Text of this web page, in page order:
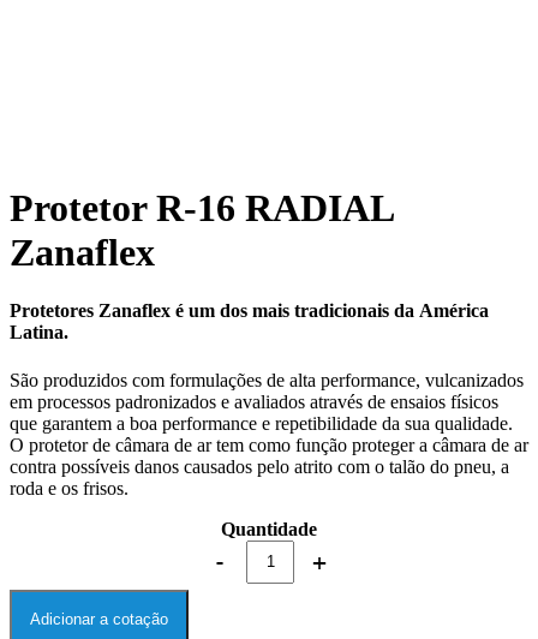
Protetor R-16 RADIAL
Zanaflex
Protetores Zanaflex é um dos mais tradicionais da América
Latina.
São produzidos com formulações de alta performance, vulcanizados
em processos padronizados e avaliados através de ensaios físicos
que garantem a boa performance e repetibilidade da sua qualidade.
O protetor de câmara de ar tem como função proteger a câmara de ar
contra possíveis danos causados pelo atrito com o talão do pneu, a
roda e os frisos.
Quantidade
Adicionar a cotação